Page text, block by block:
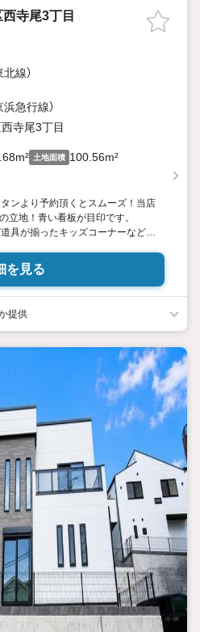
寺尾3丁目
線）
浜急行線）
寺尾3丁目
土地面積 100.56m²
タンより予約頂くとスムーズ！当店
立地！青い看板が目印です。
具が揃ったキッズコーナーなど、
化オウチ時間で人生を豊かにするた
家族との時間も増えて幸せマイホー
大切です。現地の空気や雰囲気を感
までお問合せくださいませ。
ですが住まい選びはフィーリングも
気を感じてみましょう。住まいを決
だわりを聞かせてください！
駐車場ございます。詳しくは営業
いませ！
ドラックストア等の情報、災害情報
します
ご自宅や指定場所から無料送迎も
を見る
提供